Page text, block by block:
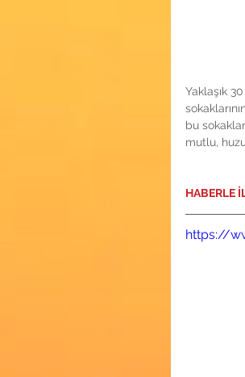
Yaklaşık
bu
mutlu,
HABERLE
https://